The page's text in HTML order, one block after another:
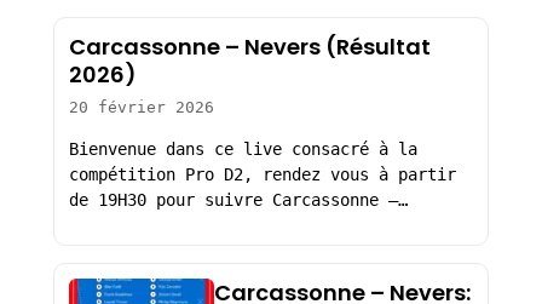
Carcassonne – Nevers (Résultat
2026)
20 février 2026
Bienvenue dans ce live consacré à la
compétition Pro D2, rendez vous à partir
de 19H30 pour suivre Carcassonne –…
Carcassonne – Nevers: